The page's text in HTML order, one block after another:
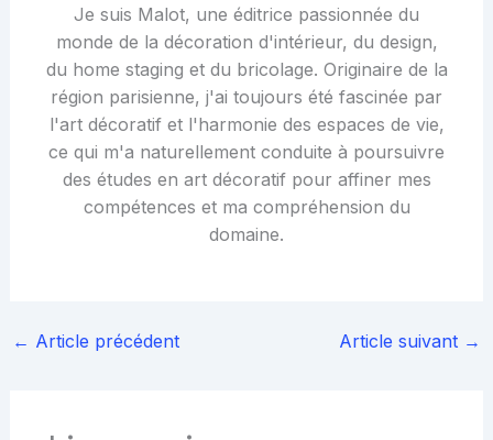
Je suis Malot, une éditrice passionnée du
monde de la décoration d'intérieur, du design,
du home staging et du bricolage. Originaire de la
région parisienne, j'ai toujours été fascinée par
l'art décoratif et l'harmonie des espaces de vie,
ce qui m'a naturellement conduite à poursuivre
des études en art décoratif pour affiner mes
compétences et ma compréhension du
domaine.
← Article précédent Article suivant →